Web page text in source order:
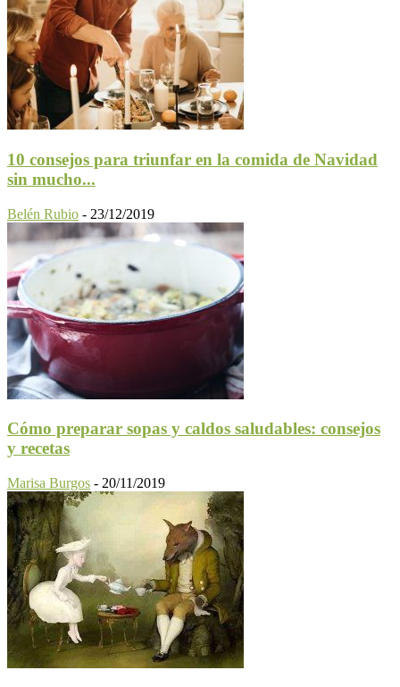
10 consejos para triunfar en la comida de Navidad
sin mucho...
Belén Rubio - 23/12/2019
Cómo preparar sopas y caldos saludables: consejos
y recetas
Marisa Burgos - 20/11/2019